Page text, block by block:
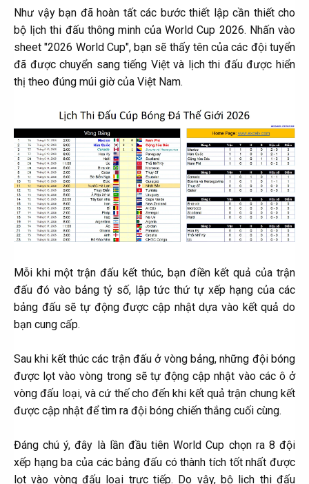
Như vậy bạn đã hoàn tất các bước thiết lập cần thiết cho
bộ lịch thi đấu thông minh của World Cup 2026. Nhấn vào
sheet "2026 World Cup", bạn sẽ thấy tên của các đội tuyển
đã được chuyển sang tiếng Việt và lịch thi đấu được hiển
thị theo đúng múi giờ của Việt Nam.
Mỗi khi một trận đấu kết thúc, bạn điền kết quả của trận
đấu đó vào bảng tỷ số, lập tức thứ tự xếp hạng của các
bảng đấu sẽ tự động được cập nhật dựa vào kết quả do
bạn cung cấp.
Sau khi kết thúc các trận đấu ở vòng bảng, những đội bóng
được lọt vào vòng trong sẽ tự động cập nhật vào các ô ở
vòng đấu loại, và cứ thế cho đến khi kết quả trận chung kết
được cập nhật để tìm ra đội bóng chiến thắng cuối cùng.
Đáng chú ý, đây là lần đầu tiên World Cup chọn ra 8 đội
xếp hạng ba của các bảng đấu có thành tích tốt nhất được
lọt vào vòng đấu loại trực tiếp. Do vậy, bộ lịch thi đấu